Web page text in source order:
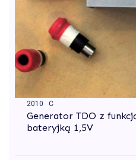
2010 C
Generator TDO z
bateryjką 1,5V